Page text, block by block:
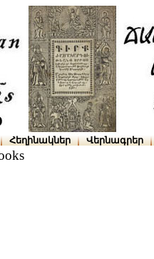
Հեղինակներ Վերնագրեր